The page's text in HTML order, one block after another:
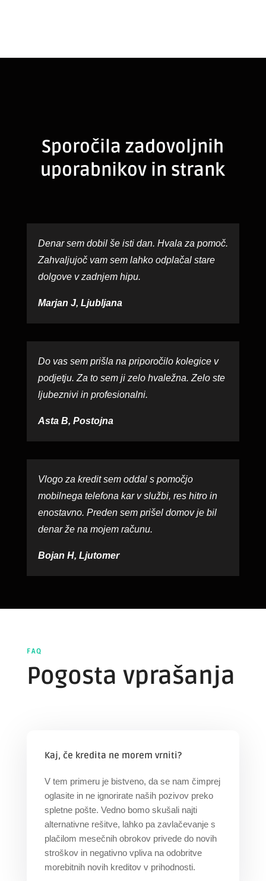
Sporočila zadovoljnih
uporabnikov in strank
Denar sem dobil še isti dan. Hvala za pomoč.
Zahvaljujoč vam sem lahko odplačal stare
dolgove v zadnjem hipu.
Marjan J, Ljubljana
Do vas sem prišla na priporočilo kolegice v
podjetju. Za to sem ji zelo hvaležna. Zelo ste
ljubeznivi in profesionalni.
Asta B, Postojna
Vlogo za kredit sem oddal s pomočjo
mobilnega telefona kar v službi, res hitro in
enostavno. Preden sem prišel domov je bil
denar že na mojem računu.
Bojan H, Ljutomer
FAQ
Pogosta vprašanja
Kaj, če kredita ne morem vrniti?
V tem primeru je bistveno, da se nam čimprej
oglasite in ne ignorirate naših pozivov preko
spletne pošte. Vedno bomo skušali najti
alternativne rešitve, lahko pa zavlačevanje s
plačilom mesečnih obrokov privede do novih
stroškov in negativno vpliva na odobritve
morebitnih novih kreditov v prihodnosti.